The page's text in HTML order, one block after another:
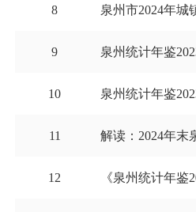
8 泉州市2024年城
9 泉州统计年鉴
10 泉州统计年鉴
11 解读：2024年末
12 《泉州统计年鉴